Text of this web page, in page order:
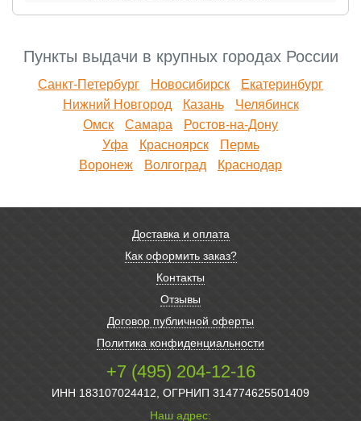
Пункты выдачи в крупных городах России
Санкт-Петербург Новосибирск
Екатеринбург
Нижний Новгород
Казань
Челябинск
Омск
Самара
Ростов-на-Дону
Уфа
Красноярск
Пермь
Воронеж
Волгоград Краснодар
Доставка и оплата
Как оформить заказ?
Контакты
Отзывы
Договор публичной оферты
Политика конфиденциальности
+7 (495) 204-12-16
ИНН 183107024412, ОГРНИП 314774625501409
Наш адрес: